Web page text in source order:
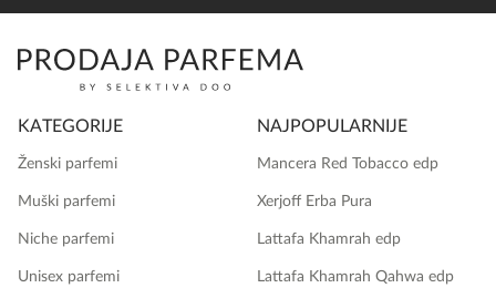
KATEGORIJE
Ženski parfemi
Muški parfemi
Niche parfemi
Unisex parfemi
NAJPOPULARNIJE
Mancera Red Tobacco edp
Xerjoff Erba Pura
Lattafa Khamrah edp
Lattafa Khamrah Qahwa edp